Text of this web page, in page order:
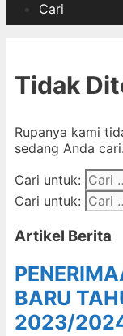
Cari
Tidak
Rupanya kami
sedang Anda
Cari untuk:
Cari untuk:
Artikel Berita
BARU
2023/